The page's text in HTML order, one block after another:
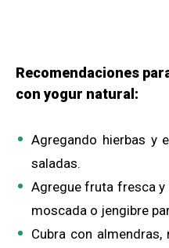
Recomendaciones
con yogur natural:
Agregando hierbas y
saladas.
Agregue fruta fresca y
moscada o jengibre
Cubra con